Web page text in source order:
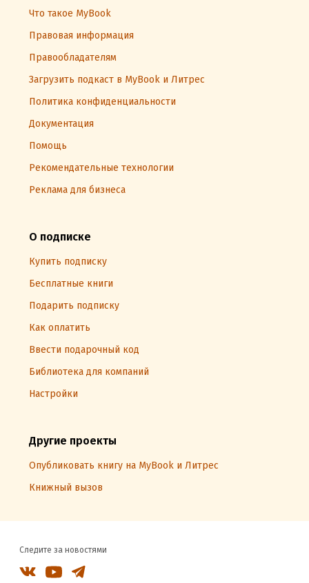
Что такое MyBook
Правовая информация
Правообладателям
Загрузить подкаст в MyBook и Литрес
Политика конфиденциальности
Документация
Помощь
Рекомендательные технологии
Реклама для бизнеса
О подписке
Купить подписку
Бесплатные книги
Подарить подписку
Как оплатить
Ввести подарочный код
Библиотека для компаний
Настройки
Другие проекты
Опубликовать книгу на MyBook и Литрес
Книжный вызов
Следите за новостями